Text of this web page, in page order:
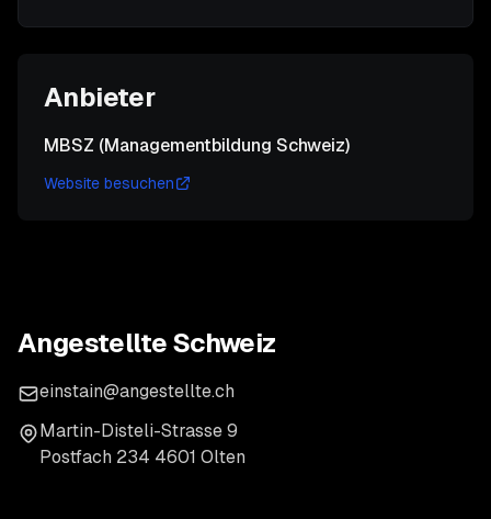
Anbieter
MBSZ (Managementbildung Schweiz)
Website besuchen
Angestellte Schweiz
einstain@angestellte.ch
Martin-Disteli-Strasse 9
Postfach 234 4601 Olten